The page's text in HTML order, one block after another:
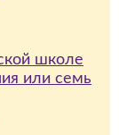
школе
или семь